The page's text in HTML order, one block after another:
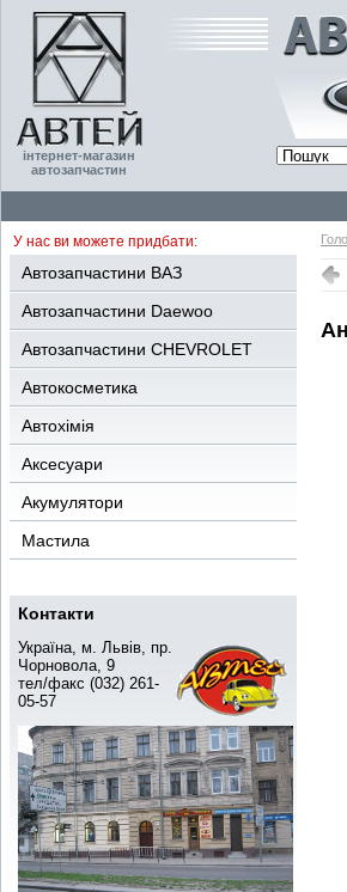
інтернет-магазин
автозапчастин
У нас ви можете придбати:
Автозапчастини ВАЗ
Автозапчастини Daewoo
Автозапчастини CHEVROLET
Автокосметика
Автохімія
Аксесуари
Акумулятори
Мастила
Контакти
Україна, м. Львів, пр.
Чорновола, 9
тел/факс (032) 261-
05-57